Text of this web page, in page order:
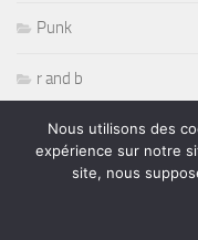
Punk
r and b
R& B
Nous utilisons des
expérience sur notre
site, nous